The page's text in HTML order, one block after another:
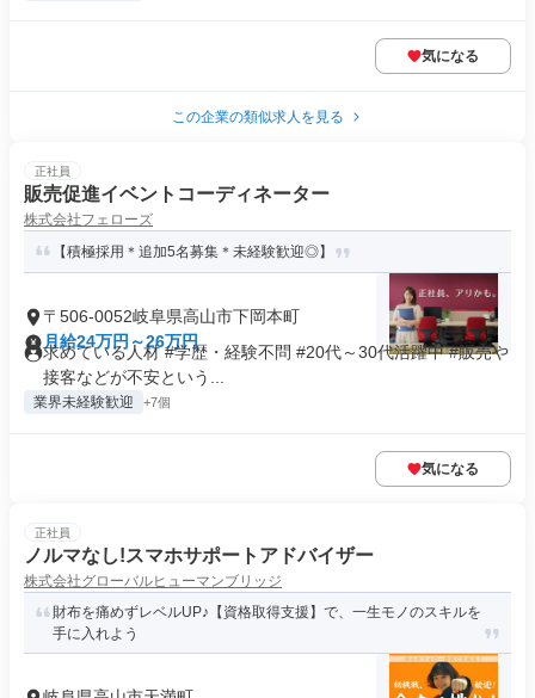
気になる
この企業の類似求人を見る
正社員
販売促進イベントコーディネーター
株式会社フェローズ
【積極採用＊追加5名募集＊未経験歓迎◎】
〒506-0052岐阜県高山市下岡本町
月給24万円～26万円
求めている人材 #学歴・経験不問 #20代～30代活躍中 #販売や
接客などが不安という...
業界未経験歓迎 +7個
気になる
正社員
ノルマなし!スマホサポートアドバイザー
株式会社グローバルヒューマンブリッジ
財布を痛めずレベルUP♪【資格取得支援】で、一生モノのスキルを
手に入れよう